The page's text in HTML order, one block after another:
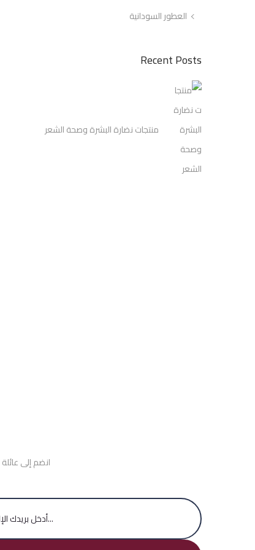
العطور السودانية
Recent Posts
منتجات نضارة البشرة وصحة الشعر
انضم إلى عائلة